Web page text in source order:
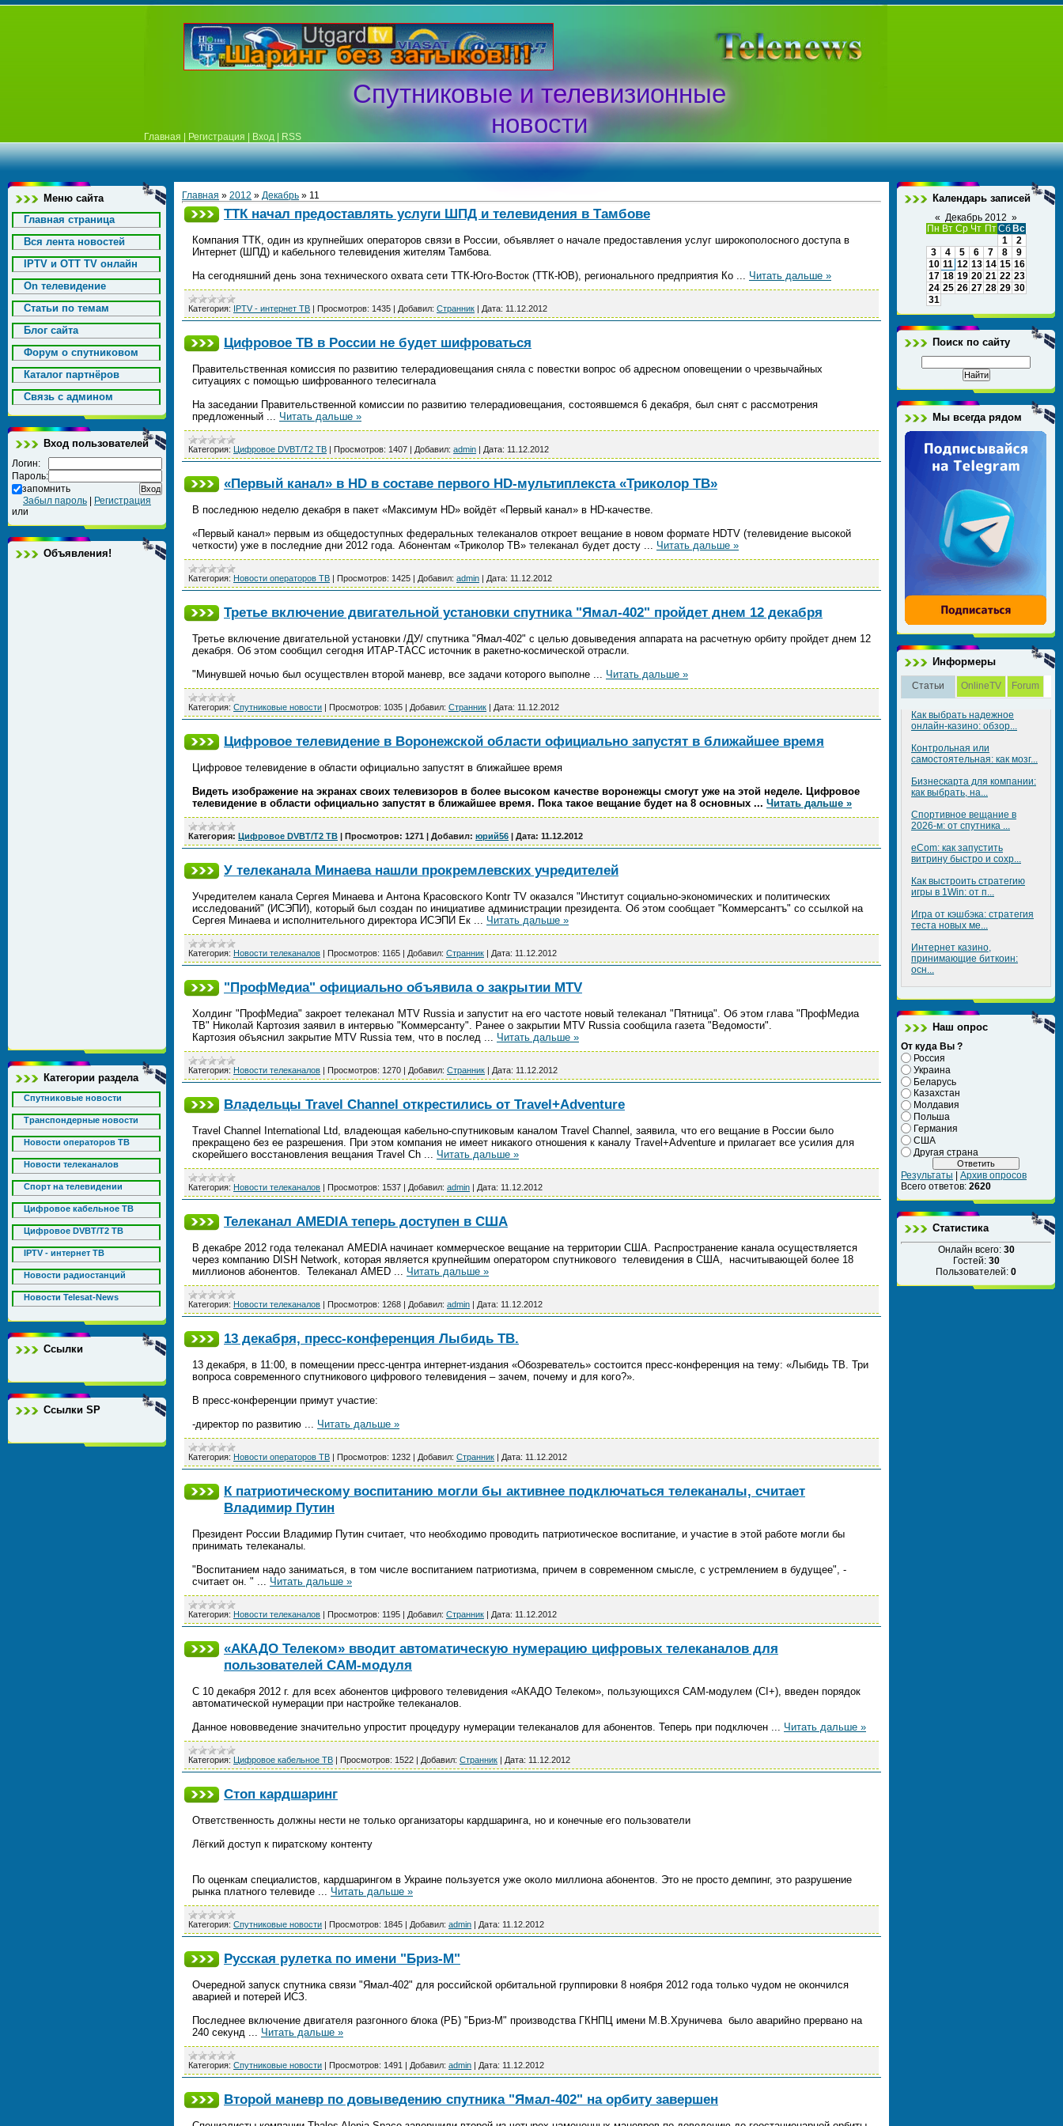
Спутниковые и телевизионные
новости
Главная Регистрация Вход RSS
Меню сайта
Главная страница
Вся лента новостей
IPTV и OTT TV онлайн
On телевидение
Статьи по темам
Блог сайта
Форум о спутниковом
Каталог партнёров
Cвязь с админом
Вход пользователей
Логин:
Пароль:
запомнить
Забыл пароль
Регистрация
или
Объявления!
Категории раздела
Спутниковые новости
Транспондерные новости
Новости операторов ТВ
Новости телеканалов
Спорт на телевидении
Цифровое кабельное ТВ
Цифровое DVBT/T2 ТВ
IPTV - интернет ТВ
Новости радиостанций
Новости Telesat-News
Ссылки
Ссылки SP
Главная » 2012 » Декабрь » 11
ТТК начал предоставлять услуги ШПД и телевидения в Тамбове
Компания ТТК, один из крупнейших операторов связи в России, объявляет о начале предоставления услуг широкополосного доступа в
Интернет (ШПД) и кабельного телевидения жителям Тамбова.
На сегодняшний день зона технического охвата сети ТТК-Юго-Восток (ТТК-ЮВ), регионального предприятия Ко ... Читать дальше »
Категория: IPTV - интернет ТВ | Просмотров: 1435 | Добавил: Странник | Дата: 11.12.2012
Цифровое ТВ в России не будет шифроваться
Правительственная комиссия по развитию телерадиовещания сняла с повестки вопрос об адресном оповещении о чрезвычайных
ситуациях с помощью шифрованного телесигнала
На заседании Правительственной комиссии по развитию телерадиовещания, состоявшемся 6 декабря, был снят с рассмотрения
предложенный ... Читать дальше »
Категория: Цифровое DVBT/T2 ТВ | Просмотров: 1407 | Добавил: admin | Дата: 11.12.2012
«Первый канал» в HD в составе первого HD-мультиплекста «Триколор ТВ»
В последнюю неделю декабря в пакет «Максимум HD» войдёт «Первый канал» в HD-качестве.
«Первый канал» первым из общедоступных федеральных телеканалов откроет вещание в новом формате HDTV (телевидение высокой
четкости) уже в последние дни 2012 года. Абонентам «Триколор ТВ» телеканал будет досту ... Читать дальше »
Категория: Новости операторов ТВ | Просмотров: 1425 | Добавил: admin | Дата: 11.12.2012
Третье включение двигательной установки спутника "Ямал-402" пройдет днем 12 декабря
Третье включение двигательной установки /ДУ/ спутника "Ямал-402" с целью довыведения аппарата на расчетную орбиту пройдет днем 12
декабря. Об этом сообщил сегодня ИТАР-ТАСС источник в ракетно-космической отрасли.
"Минувшей ночью был осуществлен второй маневр, все задачи которого выполне ... Читать дальше »
Категория: Спутниковые новости | Просмотров: 1035 | Добавил: Странник | Дата: 11.12.2012
Цифровое телевидение в Воронежской области официально запустят в ближайшее время
Цифровое телевидение в области официально запустят в ближайшее время
Видеть изображение на экранах своих телевизоров в более высоком качестве воронежцы смогут уже на этой неделе. Цифровое
телевидение в области официально запустят в ближайшее время. Пока такое вещание будет на 8 основных ... Читать дальше »
Категория: Цифровое DVBT/T2 ТВ | Просмотров: 1271 | Добавил: юрий56 | Дата: 11.12.2012
У телеканала Минаева нашли прокремлевских учредителей
Учредителем канала Сергея Минаева и Антона Красовского Kontr TV оказался "Институт социально-экономических и политических
исследований" (ИСЭПИ), который был создан по инициативе администрации президента. Об этом сообщает "Коммерсантъ" со ссылкой на
Сергея Минаева и исполнительного директора ИСЭПИ Ек ... Читать дальше »
Категория: Новости телеканалов | Просмотров: 1165 | Добавил: Странник | Дата: 11.12.2012
"ПрофМедиа" официально объявила о закрытии MTV
Холдинг "ПрофМедиа" закроет телеканал MTV Russia и запустит на его частоте новый телеканал "Пятница". Об этом глава "ПрофМедиа
ТВ" Николай Картозия заявил в интервью "Коммерсанту". Ранее о закрытии MTV Russia сообщила газета "Ведомости".
Картозия объяснил закрытие MTV Russia тем, что в послед ... Читать дальше »
Категория: Новости телеканалов | Просмотров: 1270 | Добавил: Странник | Дата: 11.12.2012
Владельцы Travel Channel открестились от Travel+Adventure
Travel Channel International Ltd, владеющая кабельно-спутниковым каналом Travel Channel, заявила, что его вещание в России было
прекращено без ее разрешения. При этом компания не имеет никакого отношения к каналу Travel+Adventure и прилагает все усилия для
скорейшего восстановления вещания Travel Ch ... Читать дальше »
Категория: Новости телеканалов | Просмотров: 1537 | Добавил: admin | Дата: 11.12.2012
Телеканал AMEDIA теперь доступен в США
В декабре 2012 года телеканал AMEDIA начинает коммерческое вещание на территории США. Распространение канала осуществляется
через компанию DISH Network, которая является крупнейшим оператором спутникового телевидения в США, насчитывающей более 18
миллионов абонентов. Телеканал АMED ... Читать дальше »
Категория: Новости телеканалов | Просмотров: 1268 | Добавил: admin | Дата: 11.12.2012
13 декабря, пресс-конференция Лыбидь ТВ.
13 декабря, в 11:00, в помещении пресс-центра интернет-издания «Обозреватель» состоится пресс-конференция на тему: «Лыбидь ТВ. Три
вопроса современного спутникового цифрового телевидения – зачем, почему и для кого?».
В пресс-конференции примут участие:
-директор по развитию ... Читать дальше »
Категория: Новости операторов ТВ | Просмотров: 1232 | Добавил: Странник | Дата: 11.12.2012
К патриотическому воспитанию могли бы активнее подключаться телеканалы, считает
Владимир Путин
Президент России Владимир Путин считает, что необходимо проводить патриотическое воспитание, и участие в этой работе могли бы
принимать телеканалы.
"Воспитанием надо заниматься, в том числе воспитанием патриотизма, причем в современном смысле, с устремлением в будущее", -
считает он. " ... Читать дальше »
Категория: Новости телеканалов | Просмотров: 1195 | Добавил: Странник | Дата: 11.12.2012
«АКАДО Телеком» вводит автоматическую нумерацию цифровых телеканалов для
пользователей САМ-модуля
С 10 декабря 2012 г. для всех абонентов цифрового телевидения «АКАДО Телеком», пользующихся САМ-модулем (СI+), введен порядок
автоматической нумерации при настройке телеканалов.
Данное нововведение значительно упростит процедуру нумерации телеканалов для абонентов. Теперь при подключен ... Читать дальше »
Категория: Цифровое кабельное ТВ | Просмотров: 1522 | Добавил: Странник | Дата: 11.12.2012
Стоп кардшаринг
Ответственность должны нести не только организаторы кардшаринга, но и конечные его пользователи
Лёгкий доступ к пиратскому контенту
По оценкам специалистов, кардшарингом в Украине пользуется уже около миллиона абонентов. Это не просто демпинг, это разрушение
рынка платного телевиде ... Читать дальше »
Категория: Спутниковые новости | Просмотров: 1845 | Добавил: admin | Дата: 11.12.2012
Русская рулетка по имени "Бриз-М"
Очередной запуск спутника связи "Ямал-402" для российской орбитальной группировки 8 ноября 2012 года только чудом не окончился
аварией и потерей ИСЗ.
Последнее включение двигателя разгонного блока (РБ) "Бриз-М" производства ГКНПЦ имени М.В.Хруничева было аварийно прервано на
240 секунд ... Читать дальше »
Категория: Спутниковые новости | Просмотров: 1491 | Добавил: admin | Дата: 11.12.2012
Второй маневр по довыведению спутника "Ямал-402" на орбиту завершен
Календарь записей
« Декабрь 2012 »
Пн Вт Ср Чт ПтСб Вс
1
2
3
4 5 6 7 8
9
10 11 12 13 14 15 16
17 18 19 20 21 22 23
24 25 26 27 28 29 30
31
Поиск по сайту
Мы всегда рядом
Информеры
Статьи OnlineTV Forum
Как выбрать надежное
онлайн-казино: обзор...
Контрольная или
самостоятельная: как мозг...
Бизнескарта для компании:
как выбрать, на...
Спортивное вещание в
2026-м: от спутника ...
eCom: как запустить
витрину быстро и сохр...
Как выстроить стратегию
игры в 1Win: от п...
Игра от кэшбэка: стратегия
теста новых ме...
Интернет казино,
принимающие биткоин:
осн...
Наш опрос
От куда Вы ?
Россия
Украина
Беларусь
Казахстан
Молдавия
Польша
Германия
США
Другая страна
Результаты
Архив опросов
Всего ответов: 2620
Статистика
Онлайн всего: 30
Гостей: 30
Пользователей: 0